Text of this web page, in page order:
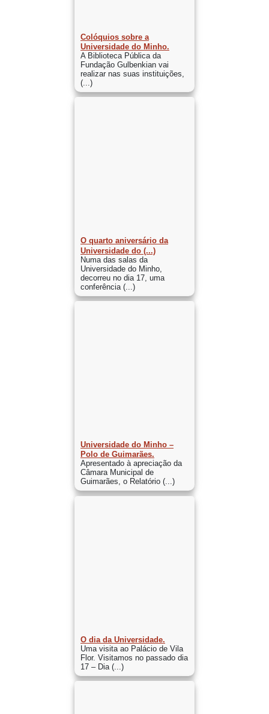
Colóquios sobre a
Universidade do Minho.
A Biblioteca Pública da
Fundação Gulbenkian vai
realizar nas suas instituições,
(...)
O quarto aniversário da
Universidade do (...)
Numa das salas da
Universidade do Minho,
decorreu no dia 17, uma
conferência (...)
Universidade do Minho –
Polo de Guimarães.
Apresentado à apreciação da
Câmara Municipal de
Guimarães, o Relatório (...)
O dia da Universidade.
Uma visita ao Palácio de Vila
Flor. Visitamos no passado dia
17 – Dia (...)